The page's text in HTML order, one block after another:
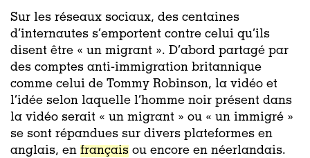
Sur les réseaux sociaux, des centaines
d’internautes s’emportent contre celui qu’ils
disent être « un migrant ». D’abord partagé par
des comptes anti-immigration britannique
comme celui de Tommy Robinson, la vidéo et
l’idée selon laquelle l’homme noir présent dans
la vidéo serait « un migrant » ou « un immigré »
se sont répandues sur divers plateformes en
anglais, en français ou encore en néerlandais.